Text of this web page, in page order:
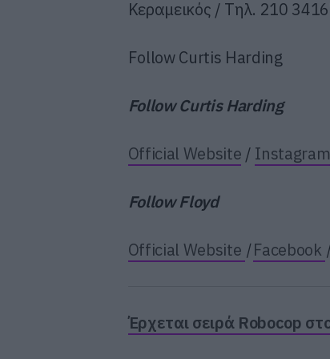
Κεραμεικός / Τηλ. 210
Follow Curtis Harding
Follow Curtis Harding
Official Website / Instagram
Follow Floyd
Official Website |Facebook
Έρχεται σειρά Robocop